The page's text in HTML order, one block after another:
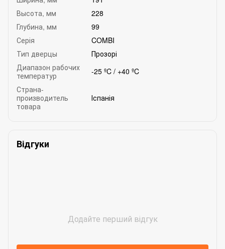
Высота, мм
228
Глубина, мм
99
Серія
COMBI
Тип дверцы
Прозорі
Диапазон рабочих
температур
-25 ºC / +40 ºC
Страна-
производитель
товара
Іспанія
Відгуки
Додайте перший відгук